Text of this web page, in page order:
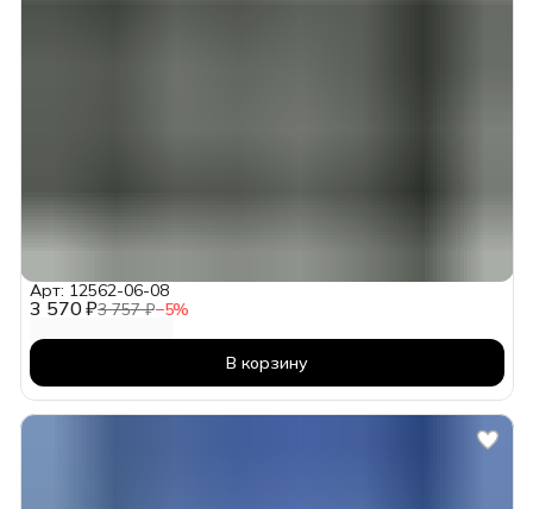
3 570 ₽3 757 ₽−5%
Арт: 12562-06-08
В корзину